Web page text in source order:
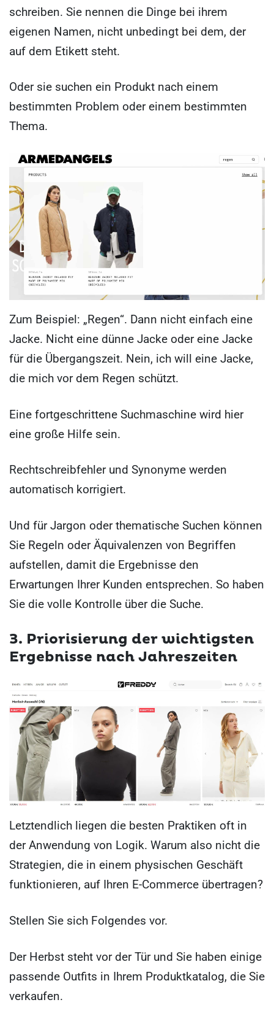
schreiben. Sie nennen die Dinge bei ihrem
eigenen Namen, nicht unbedingt bei dem, der
auf dem Etikett steht.
Oder sie suchen ein Produkt nach einem
bestimmten Problem oder einem bestimmten
Thema.
Zum Beispiel: „Regen“. Dann nicht einfach eine
Jacke. Nicht eine dünne Jacke oder eine Jacke
für die Übergangszeit. Nein, ich will eine Jacke,
die mich vor dem Regen schützt.
Eine fortgeschrittene Suchmaschine wird hier
eine große Hilfe sein.
Rechtschreibfehler und Synonyme werden
automatisch korrigiert.
Und für Jargon oder thematische Suchen können
Sie Regeln oder Äquivalenzen von Begriffen
aufstellen, damit die Ergebnisse den
Erwartungen Ihrer Kunden entsprechen. So haben
Sie die volle Kontrolle über die Suche.
3. Priorisierung der wichtigsten
Ergebnisse nach Jahreszeiten
Letztendlich liegen die besten Praktiken oft in
der Anwendung von Logik. Warum also nicht die
Strategien, die in einem physischen Geschäft
funktionieren, auf Ihren E-Commerce übertragen?
Stellen Sie sich Folgendes vor.
Der Herbst steht vor der Tür und Sie haben einige
passende Outfits in Ihrem Produktkatalog, die Sie
verkaufen.